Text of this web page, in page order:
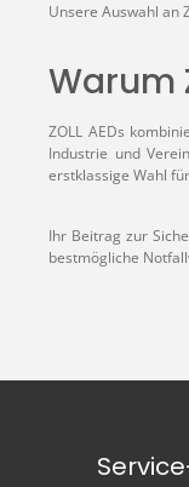
Unsere Auswahl an
Warum
ZOLL AEDs
Industrie und
erstklassige Wahl
Ihr Beitrag zur
bestmögliche